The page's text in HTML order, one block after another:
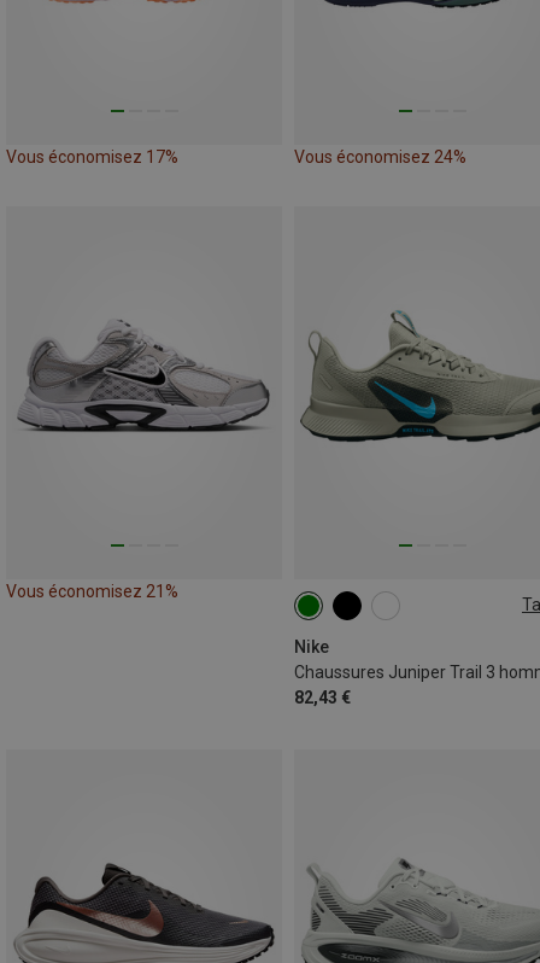
Vous économisez 17% Vous économisez 24%
Vous économisez 21%
Nike
Chaussures Juniper Trail 3
82,43 €
42 42.5
45.5